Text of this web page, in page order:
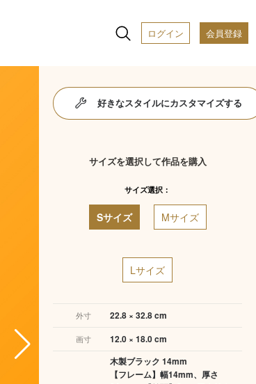
ログイン 会員登録
好きなスタイルにカスタマイズする
サイズを選択して作品を購入
サイズ選択：
Sサイズ Mサイズ
Lサイズ
外寸 22.8 × 32.8 cm
画寸 12.0 × 18.0 cm
木製ブラック 14mm
【フレーム】幅14mm、厚さ